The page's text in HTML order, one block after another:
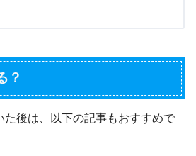
？
た後は、以下の記事もおすすめで